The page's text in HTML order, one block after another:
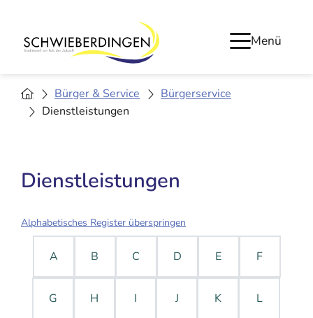
Menü
Bürger & Service
Bürgerservice
Dienstleistungen
Dienstleistungen
Alphabetisches Register überspringen
A B C D E F
G H I J K L